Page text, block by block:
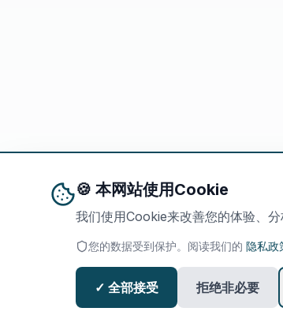
🍪 本网站使用Cookie
我们使用Cookie来改善您的体验、
您的数据受到保护。阅读我们的 隐私政
✓ 全部接受 拒绝非必要